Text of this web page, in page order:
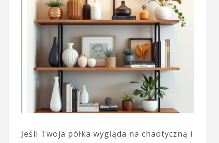
Jeśli Twoja półka wygląda na chaotyczną i